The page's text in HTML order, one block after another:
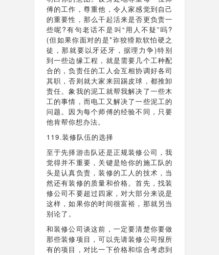
傅的工作，尊重他，令人家感觉到自己
的重要性，那么干起活来是否更负责一
些呢?有句老话不是叫“用人不疑”吗?
(但如果你面对的是*诈狡猾欺软怕硬之
徒，那就要以牙还牙，据理力争)特别
到一些边缘工程，就是需要几个工种配
合的，负责任的工人会互相协调好各司
其职，否则就大家来回踢皮球，都推卸
责任。象我的泥工就帮我解决了一些木
工的事情，而电工又解决了一些泥工的
问题。因为每个师傅的经验不同，只要
他肯帮你想办法。
119.装修队伍的选择
至于先择游击队还是正规装修公司，我
觉得并不重要，关键是给你的施工队的
头是认真负责，装修的工人的技术，当
然还有装修的质量和价格。首先，找装
修公司不要超过四家，对大部分来说是
这样，如果你的时间很富裕，那就另当
别论了。
和装修公司谈这前，一定要清楚你要做
那些装修项目，可以先请装修公司报所
有的项目，对比一下价格和综合考虑到